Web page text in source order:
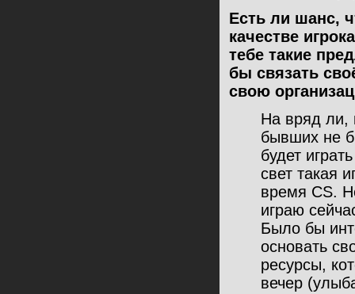
Есть ли шанс,
качестве
тебе такие
бы связать
свою
На вряд ли,
бывших не
будет
свет такая
время CS.
играю
Было бы
основать
ресурcы,
вечер